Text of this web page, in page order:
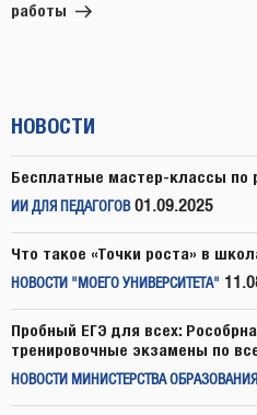
работы
НОВОСТИ
Бесплатные мастер-классы по
ИИ ДЛЯ ПЕДАГОГОВ 01.09.2025
Что такое «Точки роста» в
НОВОСТИ "МОЕГО УНИВЕРСИТЕТА"
Пробный ЕГЭ для всех:
тренировочные экзамены по
НОВОСТИ МИНИСТЕРСТВА ОБРАЗОВАНИЯ